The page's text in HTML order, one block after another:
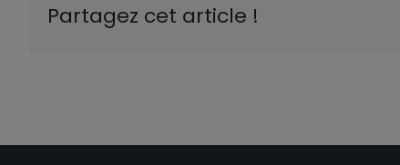
Partagez cet article !